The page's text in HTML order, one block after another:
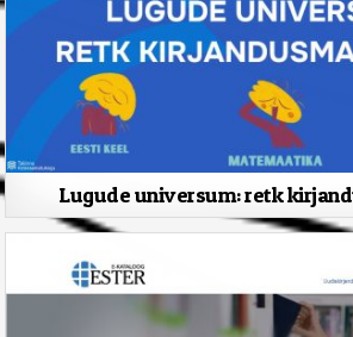
Lugude universum: retk